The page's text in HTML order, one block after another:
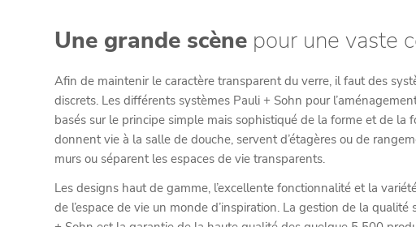
Une grande scène pour une vaste
Afin de maintenir le caractère transparent du verre, il faut des
discrets. Les différents systèmes Pauli + Sohn pour
basés sur le principe simple mais sophistiqué de la forme et de la
donnent vie à la salle de douche, servent d’étagères ou de
murs ou séparent les espaces de vie transparents.
Les designs haut de gamme, l’excellente fonctionnalité et la
de l’espace de vie un monde d’inspiration. La gestion de la qualité